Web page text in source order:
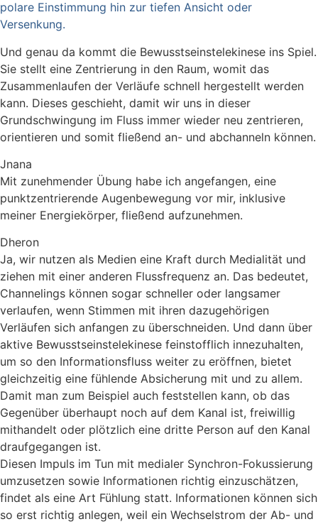
polare Einstimmung hin zur tiefen Ansicht oder
Versenkung.
Und genau da kommt die Bewusstseinstelekinese ins Spiel.
Sie stellt eine Zentrierung in den Raum, womit das
Zusammenlaufen der Verläufe schnell hergestellt werden
kann. Dieses geschieht, damit wir uns in dieser
Grundschwingung im Fluss immer wieder neu zentrieren,
orientieren und somit fließend an- und abchanneln können.
Jnana
Mit zunehmender Übung habe ich angefangen, eine
punktzentrierende Augenbewegung vor mir, inklusive
meiner Energiekörper, fließend aufzunehmen.
Dheron
Ja, wir nutzen als Medien eine Kraft durch Medialität und
ziehen mit einer anderen Flussfrequenz an. Das bedeutet,
Channelings können sogar schneller oder langsamer
verlaufen, wenn Stimmen mit ihren dazugehörigen
Verläufen sich anfangen zu überschneiden. Und dann über
aktive Bewusstseinstelekinese feinstofflich innezuhalten,
um so den Informationsfluss weiter zu eröffnen, bietet
gleichzeitig eine fühlende Absicherung mit und zu allem.
Damit man zum Beispiel auch feststellen kann, ob das
Gegenüber überhaupt noch auf dem Kanal ist, freiwillig
mithandelt oder plötzlich eine dritte Person auf den Kanal
draufgegangen ist.
Diesen Impuls im Tun mit medialer Synchron-Fokussierung
umzusetzen sowie Informationen richtig einzuschätzen,
findet als eine Art Fühlung statt. Informationen können sich
so erst richtig anlegen, weil ein Wechselstrom der Ab- und